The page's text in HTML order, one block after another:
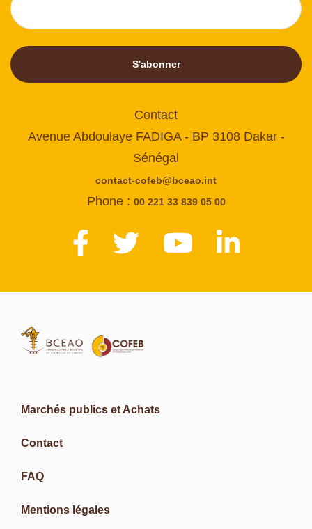
S'abonner
Contact
Avenue Abdoulaye FADIGA - BP 3108 Dakar -
Sénégal
contact-cofeb@bceao.int
Phone : 00 221 33 839 05 00
Marchés publics et Achats
Contact
FAQ
Mentions légales